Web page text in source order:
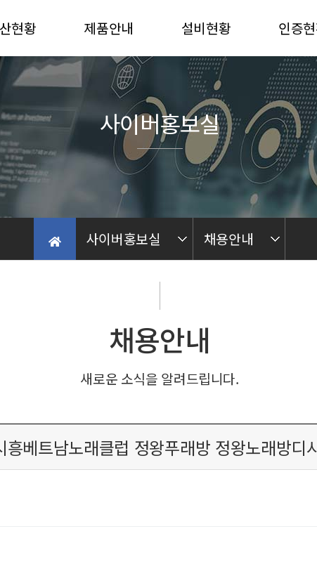
현황
산능력
재질
제품안내
자동차
중장비
농기계부품
후란
가공
설비현황
진해 PLANT
밀양 PLANT
가공 PLANT
Quality Control
Process Line
인증
선급인
품질인
사이버홍보실 채용안내
사이버홍보실
채용안내
새로운 소식을 알려드립니다.
트남노래클럽 정왕푸래방 정왕노래방디